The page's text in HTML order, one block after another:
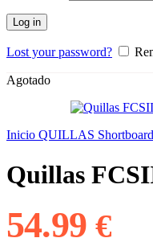
Log in
Lost your password?
Agotado
Inicio QUILLAS Shortboard
Quillas
54.99€